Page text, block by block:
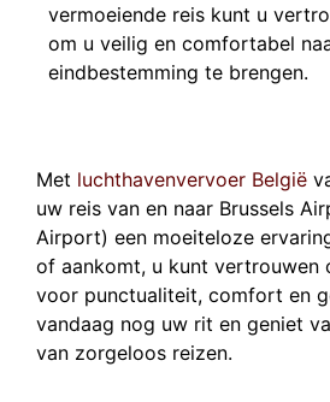
vermoeiende reis kunt u
om u veilig en comfortabel
eindbestemming te brengen.
Met luchthavenvervoer België
uw reis van en naar Brussels
Airport) een moeiteloze
of aankomt, u kunt vertrouwen
voor punctualiteit, comfort en
vandaag nog uw rit en geniet
van zorgeloos reizen.